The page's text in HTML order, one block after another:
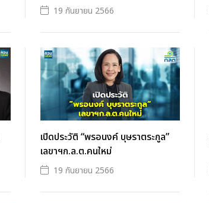
19 กันยายน 2566
เปิดประวัติ “พรอนงค์ บุษราตระกูล”
เลขาฯก.ล.ต.คนใหม่
19 กันยายน 2566